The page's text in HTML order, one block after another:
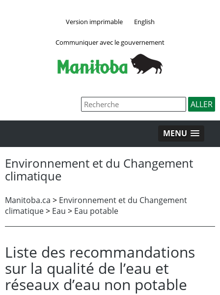
Version imprimable English
Communiquer avec le gouvernement
MENU
Environnement et du Changement
climatique
Manitoba.ca > Environnement et du Changement
climatique> Eau > Eau potable
Liste des recommandations
sur la qualité de l’eau et
réseaux d’eau non potable